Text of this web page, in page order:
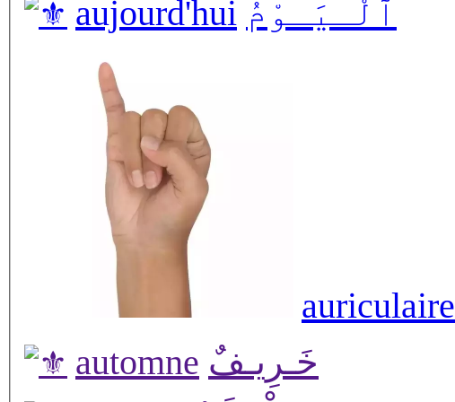
aujourd'hui ٱلْـيَـوْمُ
auriculaire
automne خَـرِيـفٌ